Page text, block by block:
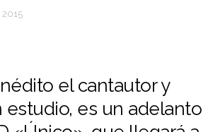
2015
el cantautor y
estudio, es un adelanto